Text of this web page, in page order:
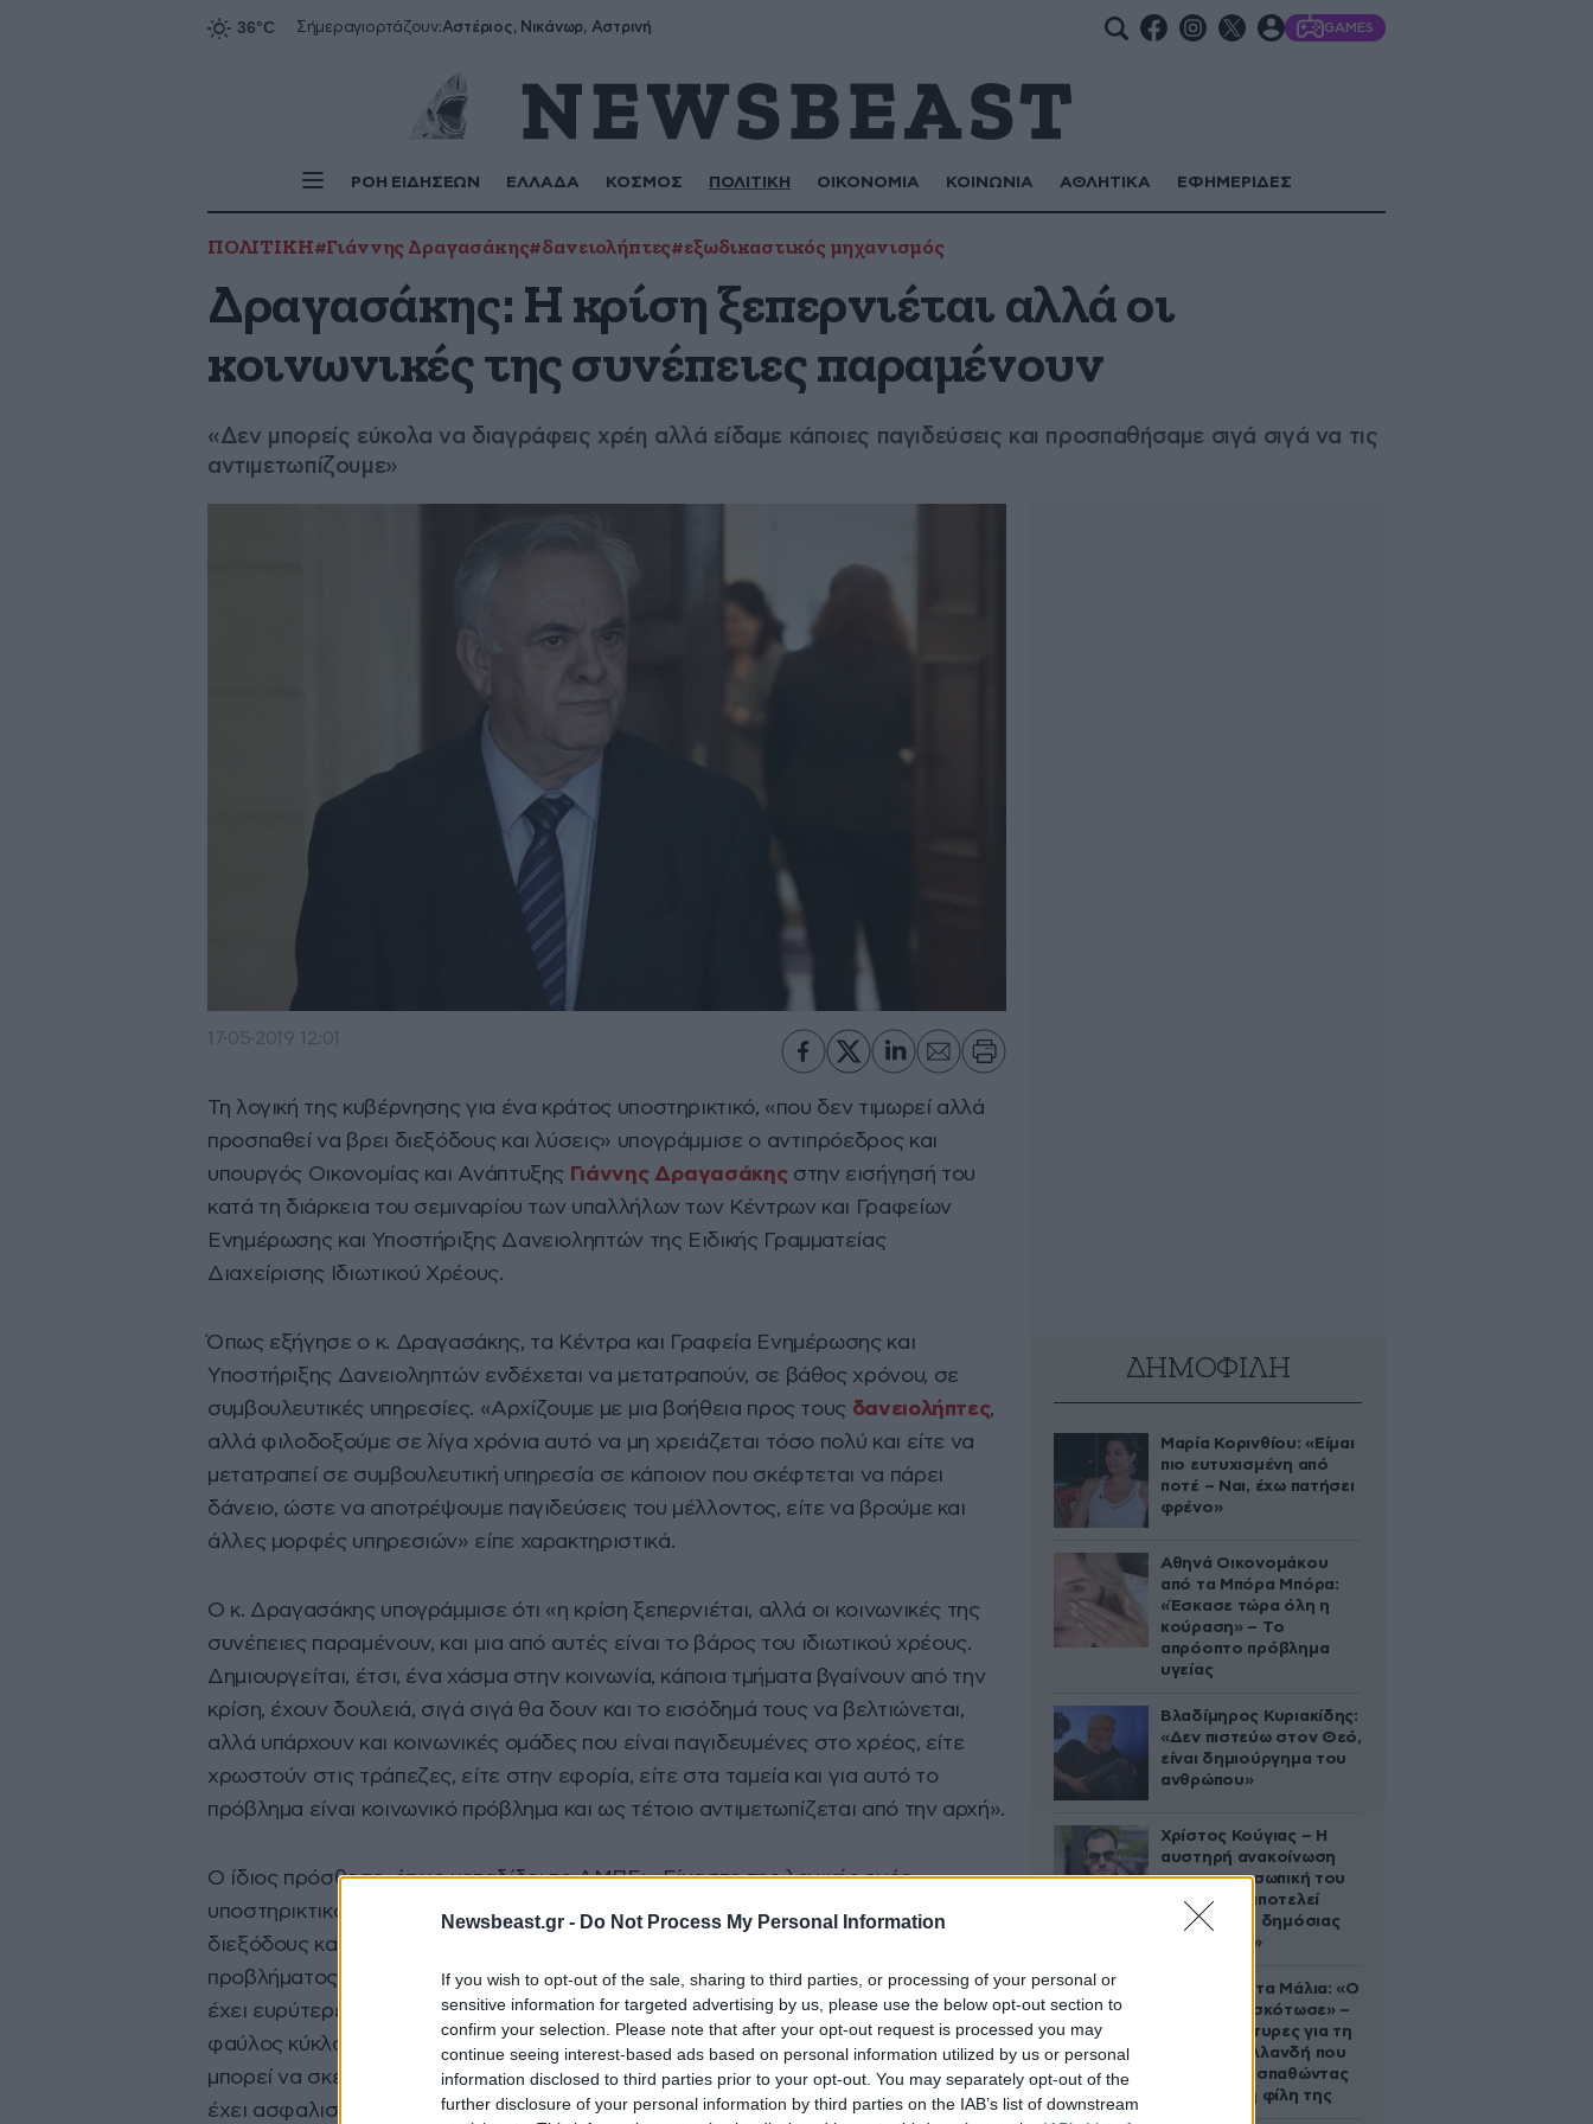
Newsbeast.gr - Do Not Process My Personal Information
If you wish to opt-out of the sale, sharing to third parties, or processing of your personal or
sensitive information for targeted advertising by us, please use the below opt-out section to
confirm your selection. Please note that after your opt-out request is processed you may
continue seeing interest-based ads based on personal information utilized by us or personal
information disclosed to third parties prior to your opt-out. You may separately opt-out of the
further disclosure of your personal information by third parties on the IAB’s list of downstream
Σήμεραγιορτάζουν:Αστέριος, Νικάνωρ, Αστρινή GAMES
ΡΟΗ ΕΙΔΗΣΕΩΝ ΕΛΛΑΔΑ ΚΟΣΜΟΣ ΠΟΛΙΤΙΚΗ ΟΙΚΟΝΟΜΙΑ ΚΟΙΝΩΝΙΑ ΑΘΛΗΤΙΚΑ ΕΦΗΜΕΡΙΔΕΣ
ΠΟΛΙΤΙΚΗ#Γιάννης Δραγασάκης#δανειολήπτες#εξωδικαστικός μηχανισμός
Δραγασάκης: Η κρίση ξεπερνιέται αλλά οι
κοινωνικές της συνέπειες παραμένουν
«Δεν μπορείς εύκολα να διαγράφεις χρέη αλλά είδαμε κάποιες παγιδεύσεις και προσπαθήσαμε σιγά σιγά να τις
αντιμετωπίζουμε»
17·05·2019 12:01
Τη λογική της κυβέρνησης για ένα κράτος υποστηρικτικό, «που δεν τιμωρεί αλλά
προσπαθεί να βρει διεξόδους και λύσεις» υπογράμμισε ο αντιπρόεδρος και
υπουργός Οικονομίας και Ανάπτυξης Γιάννης Δραγασάκηςστην εισήγησή του
κατά τη διάρκεια του σεμιναρίου των υπαλλήλων των Κέντρων και Γραφείων
Ενημέρωσης και Υποστήριξης Δανειοληπτών της Ειδικής Γραμματείας
Διαχείρισης Ιδιωτικού Χρέους.
Όπως εξήγησε ο κ. Δραγασάκης, τα Κέντρα και Γραφεία Ενημέρωσης και
Υποστήριξης Δανειοληπτών ενδέχεται να μετατραπούν, σε βάθος χρόνου, σε
συμβουλευτικές υπηρεσίες. «Αρχίζουμε με μια βοήθεια προς τους δανειολήπτες,
αλλά φιλοδοξούμε σε λίγα χρόνια αυτό να μη χρειάζεται τόσο πολύ και είτε να
μετατραπεί σε συμβουλευτική υπηρεσία σε κάποιον που σκέφτεται να πάρει
δάνειο, ώστε να αποτρέψουμε παγιδεύσεις του μέλλοντος, είτε να βρούμε και
άλλες μορφές υπηρεσιών» είπε χαρακτηριστικά.
Ο κ. Δραγασάκης υπογράμμισε ότι «η κρίση ξεπερνιέται, αλλά οι κοινωνικές της
συνέπειες παραμένουν, και μια από αυτές είναι το βάρος του ιδιωτικού χρέους.
Δημιουργείται, έτσι, ένα χάσμα στην κοινωνία, κάποια τμήματα βγαίνουν από την
κρίση, έχουν δουλειά, σιγά σιγά θα δουν και το εισόδημά τους να βελτιώνεται,
αλλά υπάρχουν και κοινωνικές ομάδες που είναι παγιδευμένες στο χρέος, είτε
χρωστούν στις τράπεζες, είτε στην εφορία, είτε στα ταμεία και για αυτό το
πρόβλημα είναι κοινωνικό πρόβλημα και ως τέτοιο αντιμετωπίζεται από την αρχή».
Ο ίδιος πρόσθεσε, όπως μεταδίδει το ΑΜΠΕ: «Είμαστε της λογικής ενός
υποστηρικτικού κράτους, ενός κράτους που δεν τιμωρεί, αλλά προσπαθεί να βρει
διεξόδους και λύσεις. Όχι με την έννοια της φιλανθρωπίας, αλλά του κοινωνικού
προβλήματος. Αν ένα κομμάτι της κοινωνίας είναι παγιδευμένο στα χρέη, αυτό
έχει ευρύτερες συνέπειες, δεν αφορά μόνο τους ίδιους. Δημιουργείται ένας
φαύλος κύκλος. Αν η οικογένεια χρωστάει το στεγαστικό, προφανώς κανείς δεν
μπορεί να σκεφτεί μετά νέο δάνειο ή να φτιάξει νέο σπίτι. Αν η επιχείρηση δεν
έχει ασφαλιστική ή φορολογική ενημερότητα δεν μπορεί να επεκταθεί, ακόμα και
ΔΗΜΟΦΙΛΗ
Μαρία Κορινθίου: «Είμαι
πιο ευτυχισμένη από
ποτέ – Ναι, έχω πατήσει
φρένο»
Αθηνά Οικονομάκου
από τα Μπόρα Μπόρα:
«Έσκασε τώρα όλη η
κούραση» – Το
απρόοπτο πρόβλημα
υγείας
Βλαδίμηρος Κυριακίδης:
«Δεν πιστεύω στον Θεό,
είναι δημιούργημα του
ανθρώπου»
Χρίστος Κούγιας – Η
αυστηρή ανακοίνωση
για την προσωπική του
ζωή: «Δεν αποτελεί
αντικείμενο δημόσιας
συζήτησης»
Τραγωδία στα Μάλια: «Ο
πανικός τη σκότωσε» –
Τι λένε μάρτυρες για τη
42χρονη Ολλανδή που
πνίγηκε προσπαθώντας
να σώσει τη φίλη της